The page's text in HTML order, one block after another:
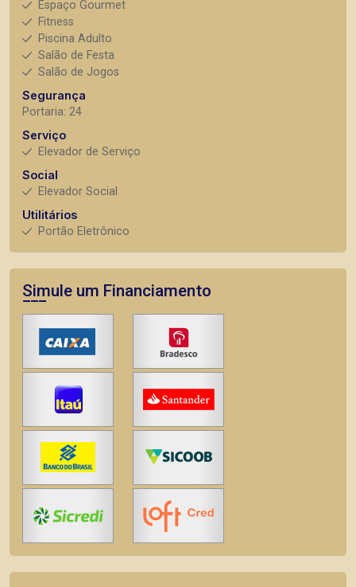
Espaço Gourmet
Fitness
Piscina Adulto
Salão de Festa
Salão de Jogos
Segurança
Portaria: 24
Serviço
Elevador de Serviço
Social
Elevador Social
Utilitários
Portão Eletrônico
Simule um Financiamento